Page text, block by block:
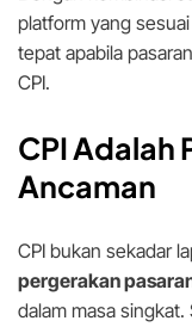
platform yang
tepat apabila
CPI.
CPI Adalah
Ancaman
CPI bukan sekadar
pergerakan
dalam masa